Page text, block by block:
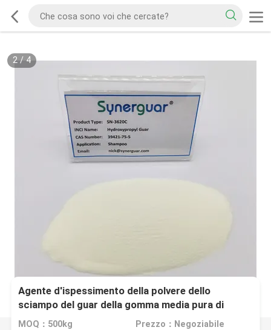
2/ 4
Agente d'ispessimento della polvere dello
sciampo del guar della gomma media pura di
viscosità
MOQ：500kg Prezzo：Negoziabile